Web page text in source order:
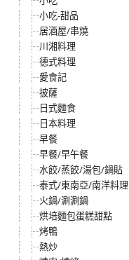
小吃-甜品
居酒屋/串燒
川湘料理
德式料理
愛食記
披薩
日式麵食
日本料理
早餐
早餐/早午餐
水餃/蒸餃/湯包/鍋貼
泰式/東南亞/南洋料理
火鍋/涮涮鍋
烘培麵包蛋糕甜點
烤鴨
熱炒